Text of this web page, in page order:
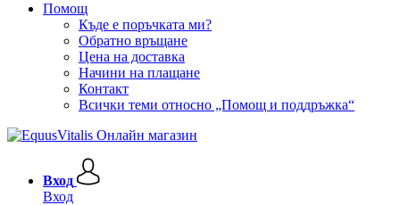
Помощ
Къде е поръчката ми?
Обратно връщане
Цена на доставка
Начини на плащане
Контакт
Всички теми относно „Помощ и поддръжка“
Вход
Вход